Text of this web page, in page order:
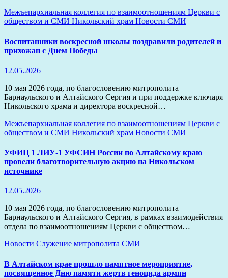
Межъепархиальная коллегия по взаимоотношениям Церкви с
обществом и СМИ Никольский храм Новости СМИ
Воспитанники воскресной школы поздравили родителей и
прихожан с Днем Победы
12.05.2026
10 мая 2026 года, по благословению митрополита
Барнаульского и Алтайского Сергия и при поддержке ключаря
Никольского храма и директора воскресной…
Межъепархиальная коллегия по взаимоотношениям Церкви с
обществом и СМИ Никольский храм Новости СМИ
УФИЦ 1 ЛИУ-1 УФСИН России по Алтайскому краю
провели благотворительную акцию на Никольском
источнике
12.05.2026
10 мая 2026 года, по благословению митрополита
Барнаульского и Алтайского Сергия, в рамках взаимодействия
отдела по взаимоотношениям Церкви с обществом…
Новости Служение митрополита СМИ
В Алтайском крае прошло памятное мероприятие,
посвященное Дню памяти жертв геноцида армян